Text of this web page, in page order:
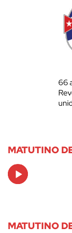
66
MATUTINO
Audio
Player
MATUTINO